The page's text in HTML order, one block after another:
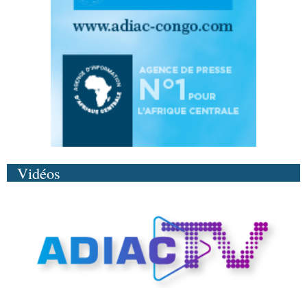
Vidéos